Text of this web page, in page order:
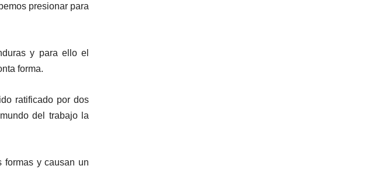
presionar para
y para ello el
forma.
ratificado por dos
del trabajo la
formas y causan un